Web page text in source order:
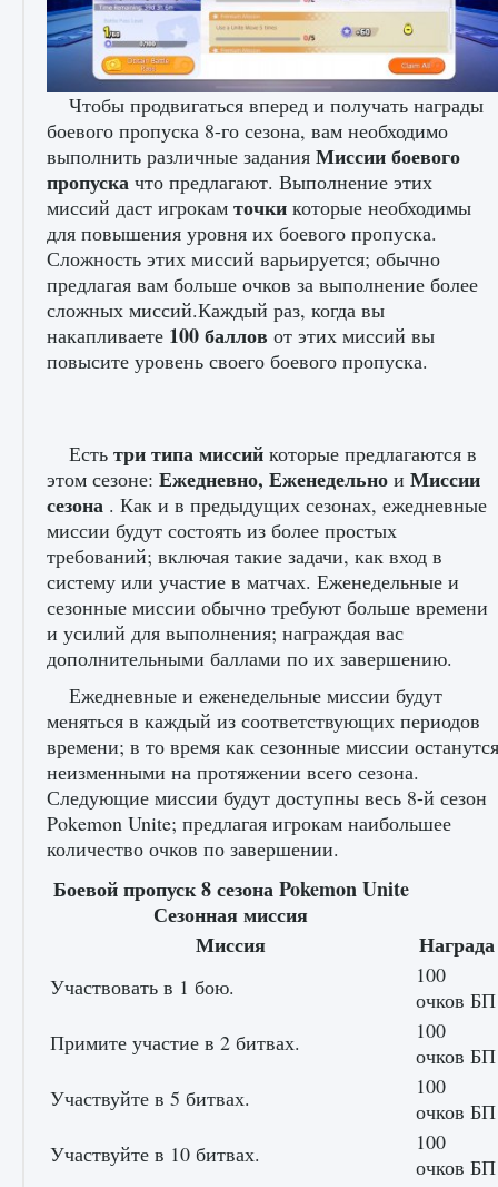
Как исправить текстовую ошибку
пользовательского интерфейса Delta
Force Hawk Ops
9 августа 2024 1 945 0 0
Как проверить статус сервера Delta Force
Hawk Ops
Как приручить существ джунглей Нари в
игре Creatures of Ava
9 августа 2024 1 218 0 0
Как разблокировать заклинание Крист в
Creatures of Ava
1 393
Чтобы продвигаться вперед и получать награды
боевого пропуска 8-го сезона, вам необходимо
выполнить различные задания Миссии боевого
пропуска что предлагают. Выполнение этих
миссий даст игрокам точки которые необходимы
для повышения уровня их боевого пропуска.
Сложность этих миссий варьируется; обычно
предлагая вам больше очков за выполнение более
сложных миссий.Каждый раз, когда вы
накапливаете 100 баллов от этих миссий вы
повысите уровень своего боевого пропуска.
Есть три типа миссий которые предлагаются в
этом сезоне: Ежедневно, Еженедельно и Миссии
сезона . Как и в предыдущих сезонах, ежедневные
миссии будут состоять из более простых
требований; включая такие задачи, как вход в
систему или участие в матчах. Еженедельные и
сезонные миссии обычно требуют больше времени
и усилий для выполнения; награждая вас
дополнительными баллами по их завершению.
Ежедневные и еженедельные миссии будут
меняться в каждый из соответствующих периодов
времени; в то время как сезонные миссии останутся
неизменными на протяжении всего сезона.
Следующие миссии будут доступны весь 8-й сезон
Pokemon Unite; предлагая игрокам наибольшее
количество очков по завершении.
Боевой пропуск 8 сезона Pokemon Unite
Сезонная миссия
Миссия
Награда
Участвовать в 1 бою.
100
очков БП
Примите участие в 2 битвах.
100
очков БП
Участвуйте в 5 битвах.
100
очков БП
Участвуйте в 10 битвах.
100
очков БП